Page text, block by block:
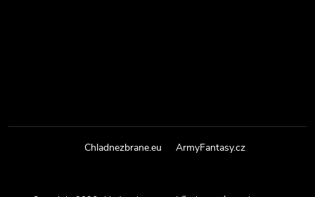
Chladnezbrane.eu ArmyFantasy.cz